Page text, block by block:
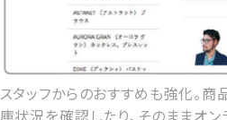
スタッフからのおすすめも強化。
庫状況を確認したり、そのままオ